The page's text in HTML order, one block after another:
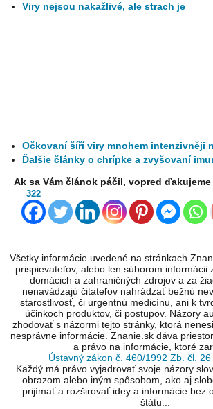
Viry nejsou nakažlivé, ale strach je
Očkovaní šíří viry mnohem intenzivněji
Ďalšie články o chrípke a zvyšovaní
Ak sa Vám článok páčil, vopred
322
Všetky informácie uvedené na stránkach
prispievateľov, alebo len súborom informácii
domácich a zahraničných zdrojov a za
nenavádzajú čitateľov nahrádzať bežnú
starostlivosť, či urgentnú medicínu, ani k
účinkoch produktov, či postupov. Názory
zhodovať s názormi tejto stránky, ktorá
nesprávne informácie. Znanie.sk dáva
a právo na informácie, ktoré
Ústavný zákon č. 460/1992 Zb. čl. 26
...Každý má právo vyjadrovať svoje názory
obrazom alebo iným spôsobom, ako aj
prijímať a rozširovať idey a informácie bez
štátu...